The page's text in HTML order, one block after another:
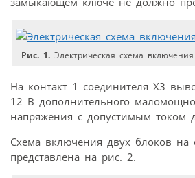
Рис. 1. Электрическая схема
На контакт 1 соединителя Х3
12 В дополнительного
напряжения с допустимым током
Схема включения двух блоков на
представлена на рис. 2.